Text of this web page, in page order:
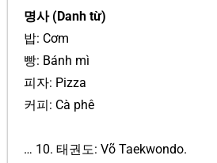
명사 (Danh từ)
밥: Cơm
빵: Bánh mì
피자: Pizza
커피: Cà phê
… 10. 태권도: Võ Taekwondo.